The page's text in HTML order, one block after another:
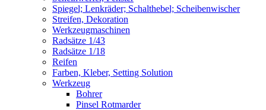
Spiegel; Lenkräder; Schalthebel; Scheibenwischer
Streifen, Dekoration
Werkzeugmaschinen
Radsätze 1/43
Radsätze 1/18
Reifen
Farben, Kleber, Setting Solution
Werkzeug
Bohrer
Pinsel Rotmarder